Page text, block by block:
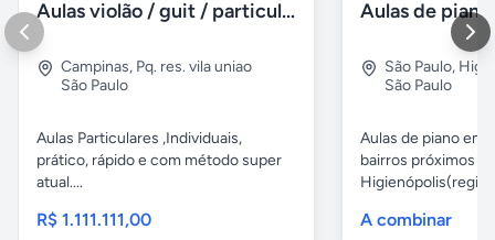
Aulas violão / guit / particular
Campinas, Pq. res. vila uniao
São Paulo
Aulas Particulares ,Individuais,
prático, rápido e com método super
atual....
R$ 1.111.111,00
São Paulo,
São Paulo
Aulas de piano em
bairros próximos
A combinar